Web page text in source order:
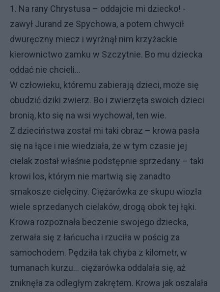
1. Na rany Chrystusa – oddajcie mi dziecko! -
zawył Jurand ze Spychowa, a potem chwycił
dwuręczny miecz i wyrżnął nim krzyżackie
kierownictwo zamku w Szczytnie. Bo mu dziecka
oddać nie chcieli...
W człowieku, któremu zabierają dzieci, może się
obudzić dziki zwierz. Bo i zwierzęta swoich dzieci
bronią, kto się na wsi wychował, ten wie.
Z dzieciństwa został mi taki obraz – krowa pasła
się na łące i nie wiedziała, że w tym czasie jej
cielak został właśnie podstępnie sprzedany – taki
krowi los, którym nie martwią się zanadto
smakosze cielęciny. Ciężarówka ze skupu wiozła
wiele sprzedanych cielaków, drogą obok tej łąki.
Krowa rozpoznała beczenie swojego dziecka,
zerwała się z łańcucha i rzuciła w pościg za
samochodem. Pędziła tak chyba z kilometr, w
tumanach kurzu... ciężarówka oddalała się, aż
zniknęła za odległym zakrętem. Krowa jak oszalała